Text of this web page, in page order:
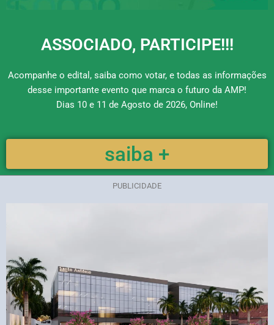
ASSOCIADO, PARTICIPE!!!
Acompanhe o edital, saiba como votar, e todas as informações
desse importante evento que marca o futuro da AMP!
Dias 10 e 11 de Agosto de 2026, Online!
saiba +
PUBLICIDADE